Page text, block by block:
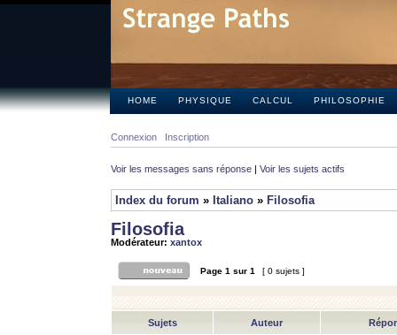
HOME PHYSIQUE CALCUL PHILOSOPHIE
Connexion Inscription
Voir les messages sans réponse | Voir les sujets actifs
Index du forum » Italiano » Filosofia
Filosofia
Modérateur: xantox
Page 1 sur 1 [ 0 sujets ]
Sujets Auteur